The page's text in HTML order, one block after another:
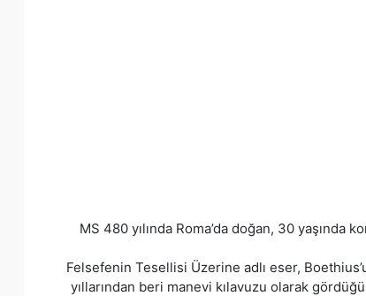
MS 480 yılında Roma’da doğan, 30
Felsefenin Tesellisi Üzerine adlı eser,
yıllarından beri manevi kılavuzu olarak